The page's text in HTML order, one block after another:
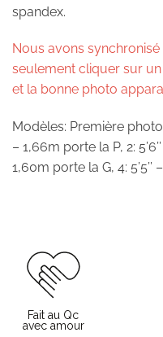
spandex.
Nous avons
seulement cliquer sur
et la bonne photo
Modèles: Première
– 1,66m porte la P, 2:
1,60m porte la G, 4: